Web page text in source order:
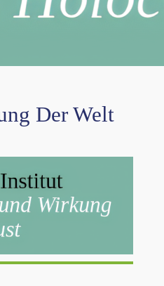
Der Welt